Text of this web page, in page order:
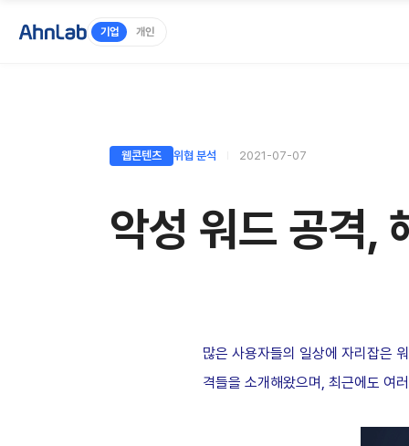
기업 개인
웹콘텐츠 위협 분석 2021-07-07
악성 워드 공격,
많은 사용자들의 일상에 자리잡은
격들을 소개해왔으며, 최근에도 여